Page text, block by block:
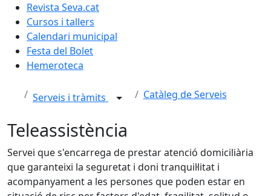
Revista Seva.cat
Cursos i tallers
Calendari municipal
Festa del Bolet
Hemeroteca
Serveis i tràmits Catàleg de Serveis
Teleassistència
Servei que s'encarrega de prestar atenció domiciliària
que garanteixi la seguretat i doni tranquil·litat i
acompanyament a les persones que poden estar en